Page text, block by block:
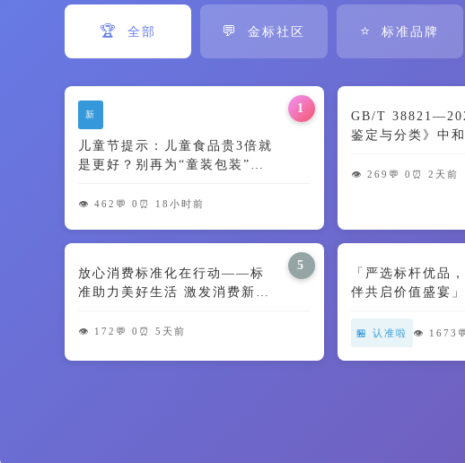
🏆 全部 💬 金标社区 ⭐ 标准品牌
1
新
儿童节提示：儿童食品贵3倍就
是更好？别再为“童装包装”交
👁️ 462 💬 0 ⏰ 18小时前
GB/T
鉴定与分类》中
👁️ 269 💬 0 ⏰ 2天前
5
放心消费标准化在行动——标
准助力美好生活 激发消费新动
👁️ 172 💬 0 ⏰ 5天前
「严选标杆优品
伴共启价值盛宴」
🏪 认准啦 👁️ 1673